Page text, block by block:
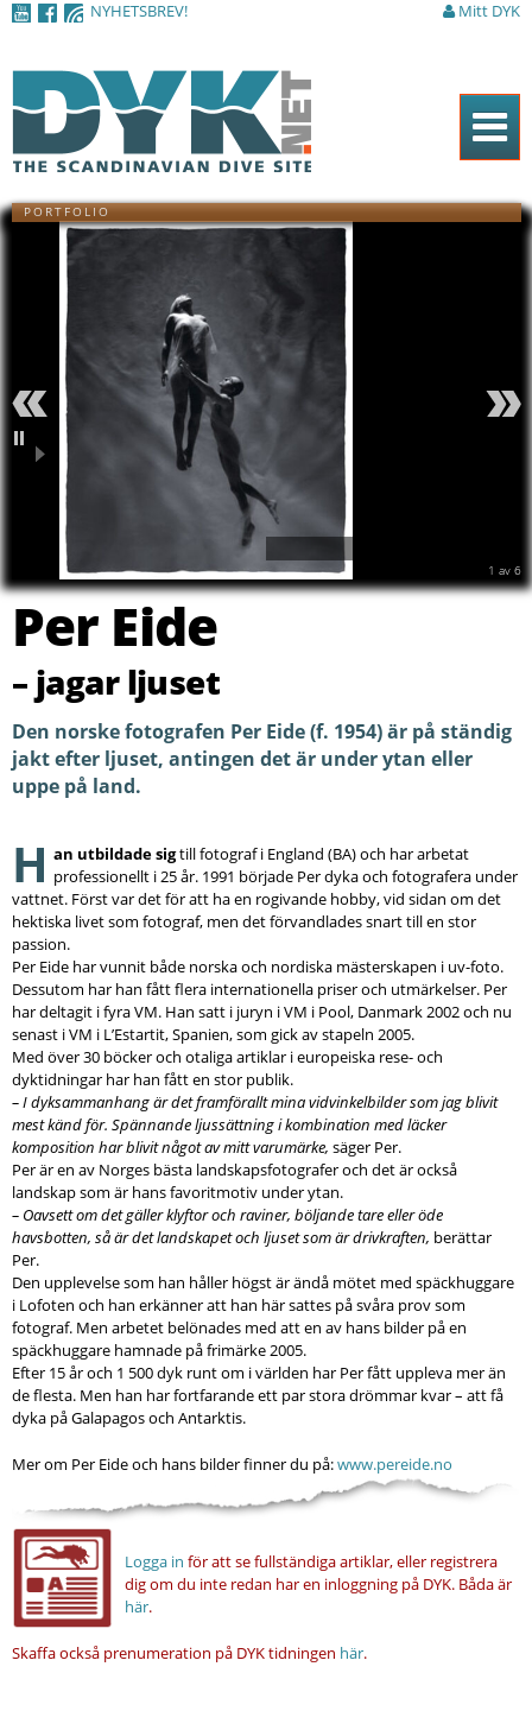
NYHETSBREV! Mitt DYK
Hem
Tidningen
Nyheter
Artiklar
DYK Guiden
Shop
Kontakt
Sök
PORTFOLIO
Föregående
2 av 6
Per Eide
– jagar ljuset
Den norske fotografen Per Eide (f. 1954) är på ständig
jakt efter ljuset, antingen det är under ytan eller
uppe på land.
H an utbildade sigtill fotograf i England (BA) och har arbetat
professionellt i 25 år. 1991 började Per dyka och fotografera under
vattnet. Först var det för att ha en rogivande hobby, vid sidan om det
hektiska livet som fotograf, men det förvandlades snart till en stor
passion.
Per Eide har vunnit både norska och nordiska mästerskapen i uv-foto.
Dessutom har han fått flera internationella priser och utmärkelser. Per
har deltagit i fyra VM. Han satt i juryn i VM i Pool, Danmark 2002 och nu
senast i VM i L’Estartit, Spanien, som gick av stapeln 2005.
Med över 30 böcker och otaliga artiklar i europeiska rese- och
dyktidningar har han fått en stor publik.
– I dyksammanhang är det framförallt mina vidvinkelbilder som jag blivit
mest känd för. Spännande ljussättning i kombination med läcker
komposition har blivit något av mitt varumärke, säger Per.
Per är en av Norges bästa landskapsfotografer och det är också
landskap som är hans favoritmotiv under ytan.
– Oavsett om det gäller klyftor och raviner, böljande tare eller öde
havsbotten, så är det landskapet och ljuset som är drivkraften, berättar
Per.
Den upplevelse som han håller högst är ändå mötet med späckhuggare
i Lofoten och han erkänner att han här sattes på svåra prov som
fotograf. Men arbetet belönades med att en av hans bilder på en
späckhuggare hamnade på frimärke 2005.
Efter 15 år och 1 500 dyk runt om i världen har Per fått uppleva mer än
de flesta. Men han har fortfarande ett par stora drömmar kvar – att få
dyka på Galapagos och Antarktis.
Mer om Per Eide och hans bilder finner du på:www.pereide.no
Logga in för att se fullständiga artiklar, eller registrera
dig om du inte redan har en inloggning på DYK. Båda är
här.
Skaffa också prenumeration på DYK tidningen här.